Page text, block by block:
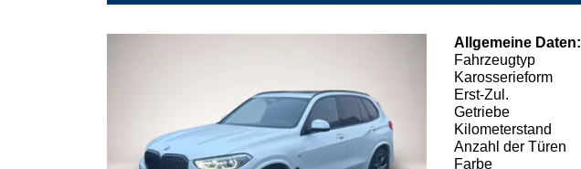
Allgemeine Daten:
Fahrzeugtyp
Karosserieform
Erst-Zul.
Getriebe
Kilometerstand
Anzahl der Türen
Farbe